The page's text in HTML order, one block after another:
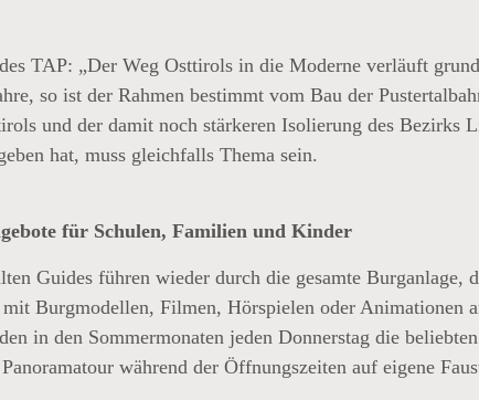
TAP: „Der Weg Osttirols in die Moderne verläuft
so ist der Rahmen bestimmt vom Bau der
und der damit noch stärkeren Isolierung des Bezirks
hat, muss gleichfalls Thema sein.
für Schulen, Familien und Kinder
Guides führen wieder durch die gesamte Burganlage,
Burgmodellen, Filmen, Hörspielen oder Animationen
in den Sommermonaten jeden Donnerstag die
während der Öffnungszeiten auf eigene